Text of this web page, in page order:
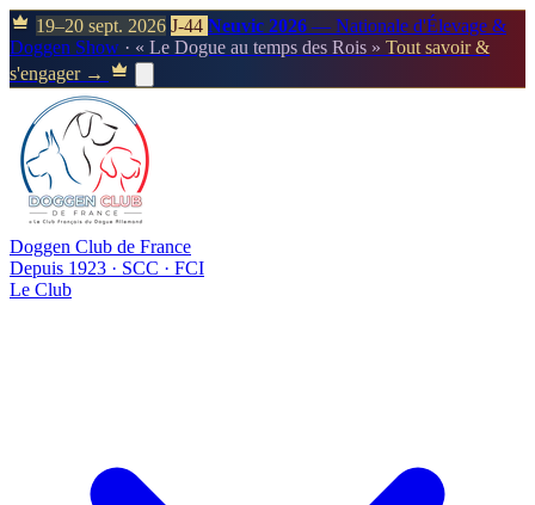
19–20 sept. 2026 J-44 Neuvic 2026 — Nationale d'Élevage &
Doggen Show · « Le Dogue au temps des Rois » Tout savoir &
s'engager →
Doggen Club de France
Depuis 1923 · SCC · FCI
Le Club